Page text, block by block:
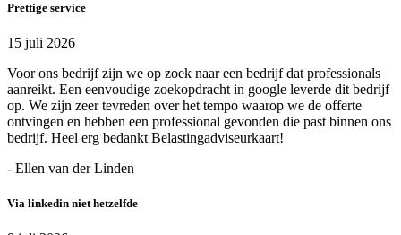
Prettige service
15 juli 2026
Voor ons bedrijf zijn we op zoek naar een bedrijf dat professionals
aanreikt. Een eenvoudige zoekopdracht in google leverde dit bedrijf
op. We zijn zeer tevreden over het tempo waarop we de offerte
ontvingen en hebben een professional gevonden die past binnen ons
bedrijf. Heel erg bedankt Belastingadviseurkaart!
- Ellen van der Linden
Via linkedin niet hetzelfde